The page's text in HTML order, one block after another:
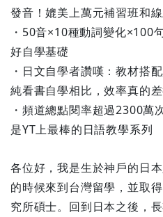
發音！媲美上萬元補習班和
・50音×10種動詞變化×100
好自學基礎
・日文自學者讚嘆：教材搭
純看書自學相比，效率真的差
・頻道總點閱率超過2300萬
是YT上最棒的日語教學系列
各位好，我是生於神戶的日
的時候來到台灣留學，並取
究所碩士。回到日本之後，